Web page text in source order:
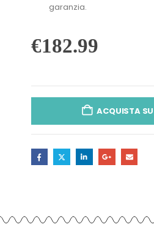
garanzia.
€182.99
ACQUISTA